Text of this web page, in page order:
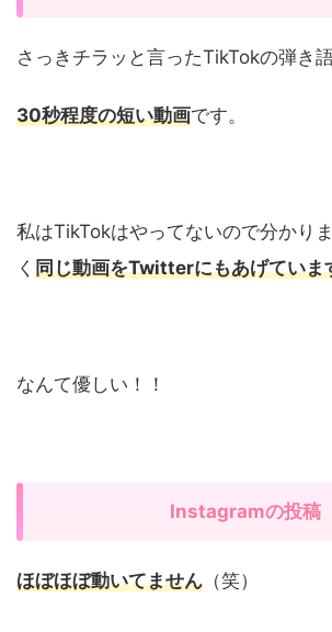
さっきチラッと言ったTikTokの弾き語
30秒程度の短い動画です。
私はTikTokはやってないので分かり
く 同じ動画をTwitterにもあげていま
なんて優しい！！
Instagramの投稿
ほぼほぼ動いてません （笑）